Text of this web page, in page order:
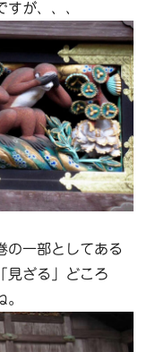
が、、、
の一部としてある
見ざる」どころ